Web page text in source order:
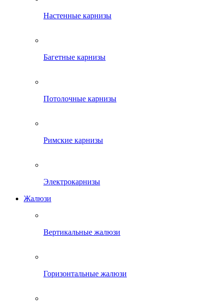
Настенные карнизы
Багетные карнизы
Потолочные карнизы
Римские карнизы
Электрокарнизы
Жалюзи
Вертикальные жалюзи
Горизонтальные жалюзи